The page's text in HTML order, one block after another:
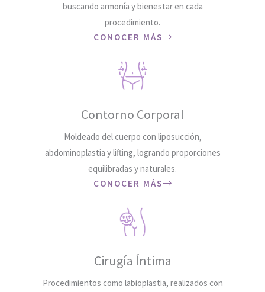
buscando armonía y bienestar en cada
procedimiento.
CONOCER MÁS
Contorno Corporal
Moldeado del cuerpo con liposucción,
abdominoplastia y lifting, logrando proporciones
equilibradas y naturales.
CONOCER MÁS
Cirugía Íntima
Procedimientos como labioplastia, realizados con